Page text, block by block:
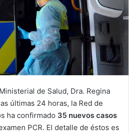
de Salud, Dra. Regina
últimas 24 horas, la Red de
ha confirmado 35 nuevos casos
PCR. El detalle de éstos es